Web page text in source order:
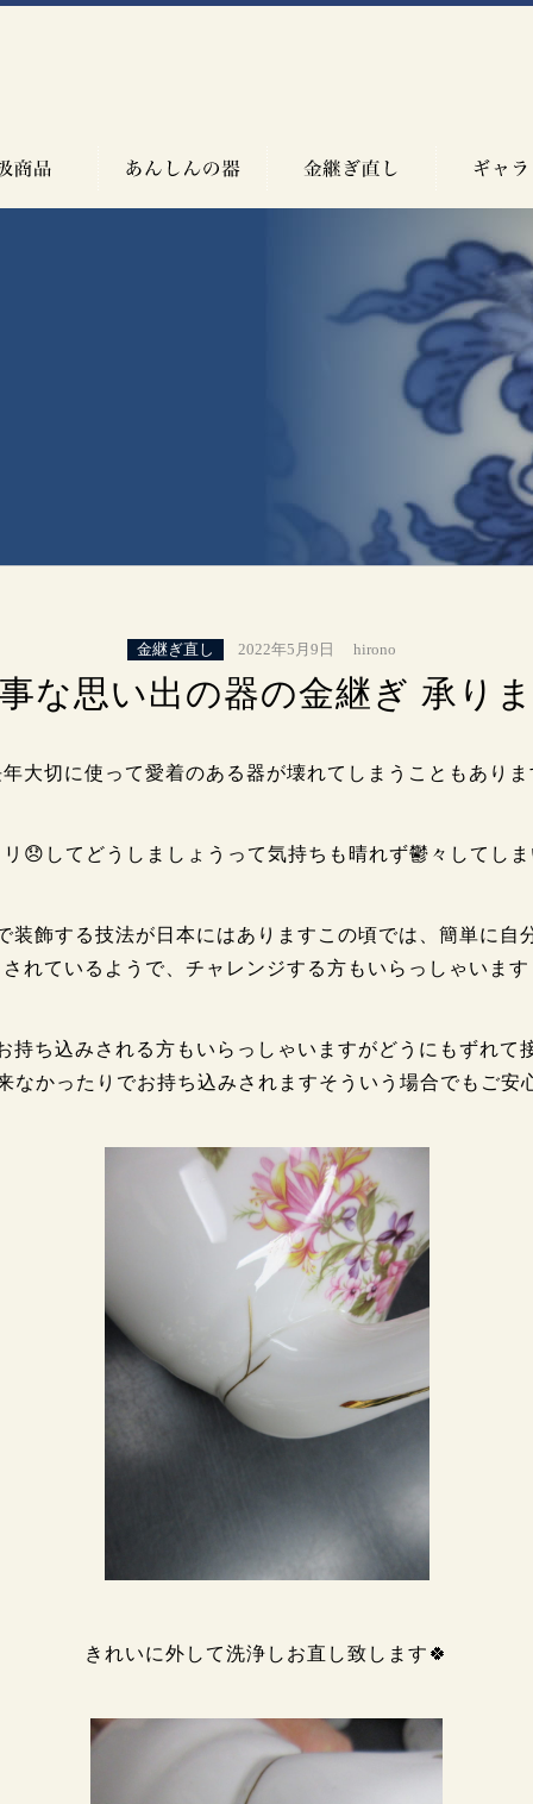
金継ぎ直し 2022年5月9日 hirono
な思い出の器の金継ぎ 承りま
年大切に使って愛着のある器が壊れてしまうこともありま
😞してどうしましょうって気持ちも晴れず鬱々してしま
装飾する技法が日本にはありますこの頃では、簡単に自
されているようで、チャレンジする方もいらっしゃいます
持ち込みされる方もいらっしゃいますがどうにもずれて
なかったりでお持ち込みされますそういう場合でもご安
きれいに外して洗浄しお直し致します🍀